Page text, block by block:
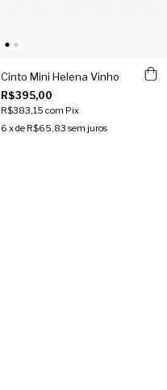
Cinto Mini Helena Vinho
R$395,00
R$383,15 com Pix
6 x de R$65,83 sem juros